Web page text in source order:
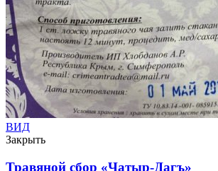
ВИД
Закрыть
Травяной сбор «Чатыр-Дагъ»